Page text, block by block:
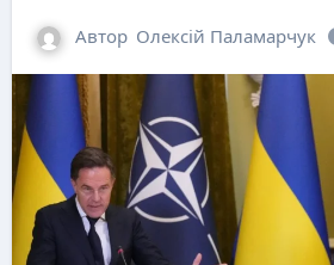
Автор Олексій Паламарчук